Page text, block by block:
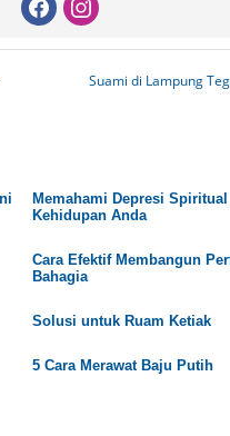
Suami di Lampung
Memahami Depresi
Kehidupan Anda
Cara Efektif Membangun
Bahagia
Solusi untuk Ruam Ketiak
5 Cara Merawat Baju Putih